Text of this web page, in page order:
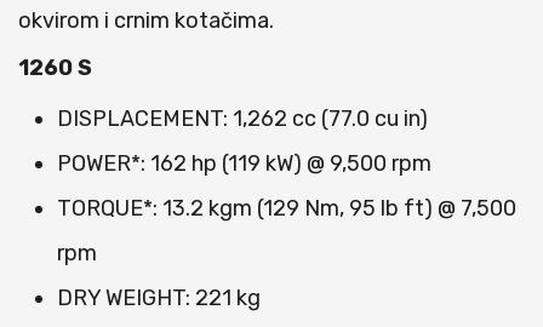
okvirom i crnim kotačima.
1260 S
DISPLACEMENT: 1,262 cc (77.0 cu in)
POWER*: 162 hp (119 kW) @ 9,500 rpm
TORQUE*: 13.2 kgm (129 Nm, 95 lb ft) @ 7,500
rpm
DRY WEIGHT: 221 kg